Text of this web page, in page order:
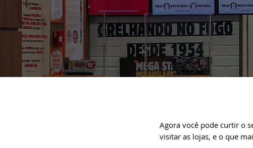
Agora você pode curtir o
visitar as lojas, e o que